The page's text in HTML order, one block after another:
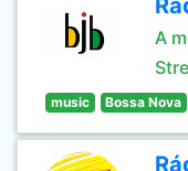
A
music Bossa Nova